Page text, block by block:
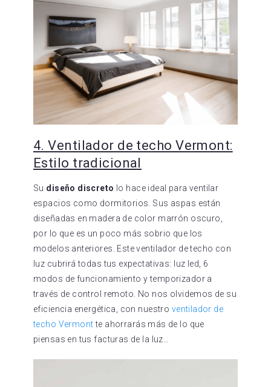
4. Ventilador de techo Vermont:
Estilo tradicional
Su diseño discreto lo hace ideal para ventilar
espacios como dormitorios. Sus aspas están
diseñadas en madera de color marrón oscuro,
por lo que es un poco más sobrio que los
modelos anteriores. Este ventilador de techo con
luz cubrirá todas tus expectativas: luz led, 6
modos de funcionamiento y temporizador a
través de control remoto. No nos olvidemos de su
eficiencia energética, con nuestro ventilador de
techo Vermontte ahorrarás más de lo que
piensas en tus facturas de la luz…